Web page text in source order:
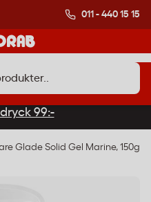
Betala med Klarna
011 - 440 15 15
99:-
Glade Solid Gel Marine, 150g